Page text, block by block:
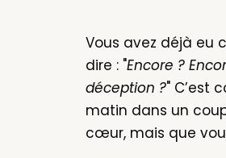
Vous avez déjà eu
dire : "Encore ?
déception ?" C’est
matin dans un
cœur, mais que